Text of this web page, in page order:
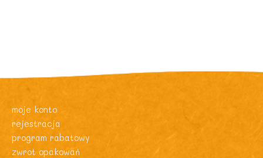
moje konto
rejestracja
program rabatowy
zwrot opakowań